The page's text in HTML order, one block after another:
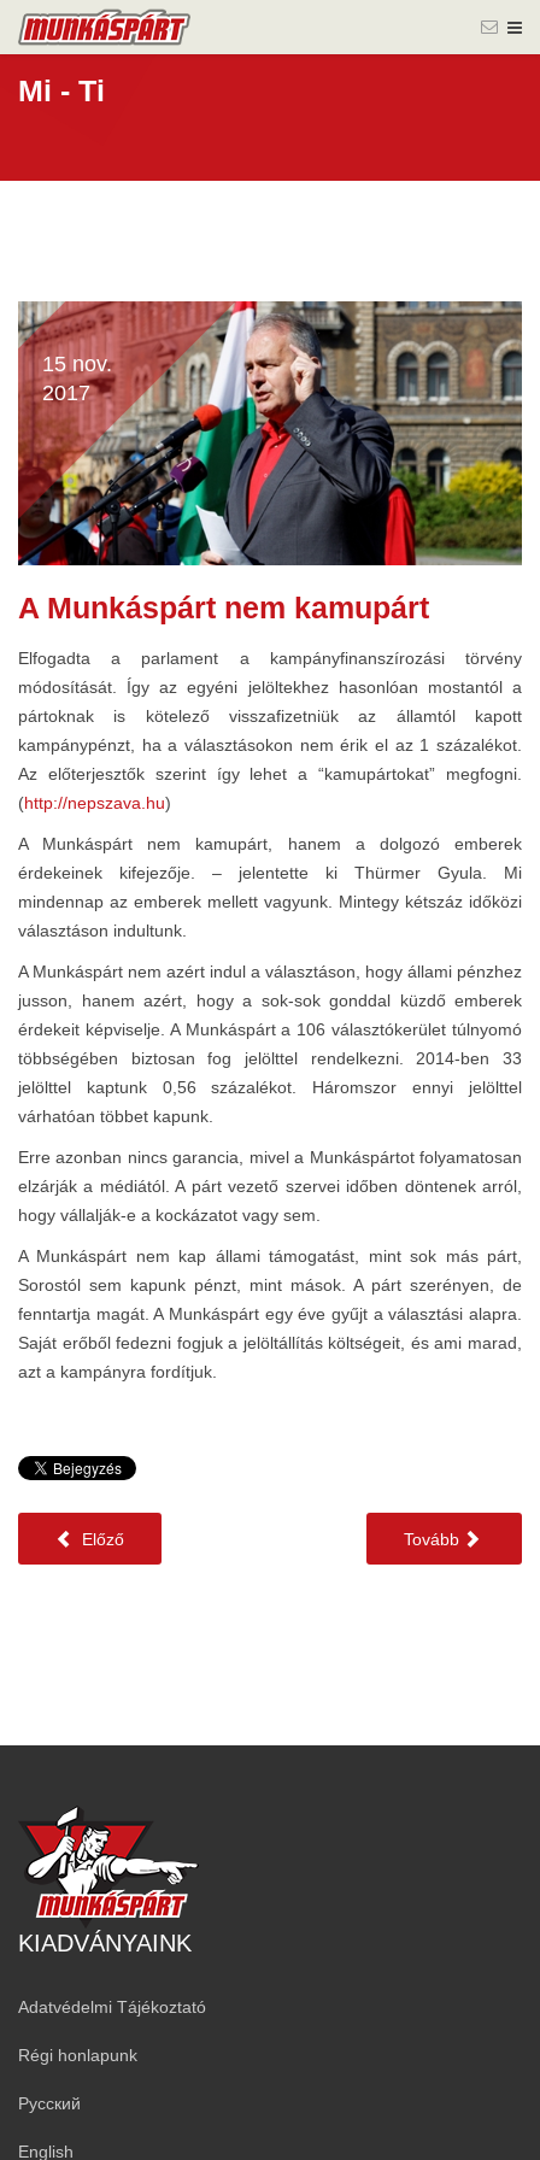
Mi - Ti
15 nov.
2017
A Munkáspárt nem kamupárt
Elfogadta a parlament a kampányfinanszírozási törvény
módosítását. Így az egyéni jelöltekhez hasonlóan mostantól a
pártoknak is kötelező visszafizetniük az államtól kapott
kampánypénzt, ha a választásokon nem érik el az 1 százalékot.
Az előterjesztők szerint így lehet a “kamupártokat” megfogni.
(http://nepszava.hu)
A Munkáspárt nem kamupárt, hanem a dolgozó emberek
érdekeinek kifejezője. – jelentette ki Thürmer Gyula. Mi
mindennap az emberek mellett vagyunk. Mintegy kétszáz időközi
választáson indultunk.
A Munkáspárt nem azért indul a választáson, hogy állami pénzhez
jusson, hanem azért, hogy a sok-sok gonddal küzdő emberek
érdekeit képviselje. A Munkáspárt a 106 választókerület túlnyomó
többségében biztosan fog jelölttel rendelkezni. 2014-ben 33
jelölttel kaptunk 0,56 százalékot. Háromszor ennyi jelölttel
várhatóan többet kapunk.
Erre azonban nincs garancia, mivel a Munkáspártot folyamatosan
elzárják a médiától. A párt vezető szervei időben döntenek arról,
hogy vállalják-e a kockázatot vagy sem.
A Munkáspárt nem kap állami támogatást, mint sok más párt,
Sorostól sem kapunk pénzt, mint mások. A párt szerényen, de
fenntartja magát. A Munkáspárt egy éve gyűjt a választási alapra.
Saját erőből fedezni fogjuk a jelöltállítás költségeit, és ami marad,
azt a kampányra fordítjuk.
Előző Tovább
KIADVÁNYAINK
Adatvédelmi Tájékoztató
Régi honlapunk
Русский
English